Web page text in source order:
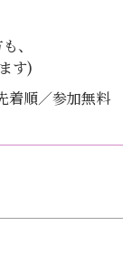
、
す)
着順／参加無料